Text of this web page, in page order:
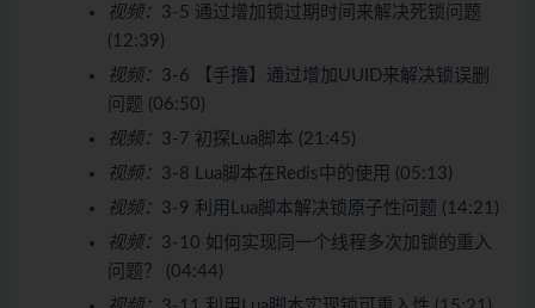
视频： 3-5 通过增加锁过期时间来解决死锁问题
(12:39)
视频： 3-6 【手撸】通过增加UUID来解决锁误删
问题 (06:50)
视频： 3-7 初探Lua脚本 (21:45)
视频： 3-8 Lua脚本在Redis中的使用 (05:13)
视频： 3-9 利用Lua脚本解决锁原子性问题 (14:21)
视频： 3-10 如何实现同一个线程多次加锁的重入
问题？ (04:44)